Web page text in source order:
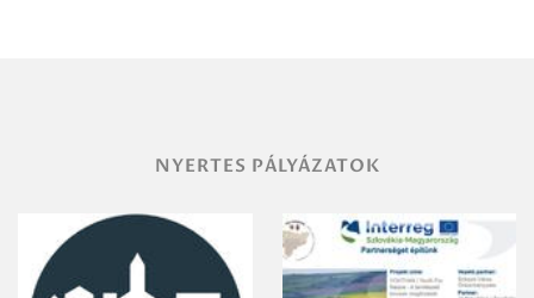
NYERTES PÁLYÁZATOK